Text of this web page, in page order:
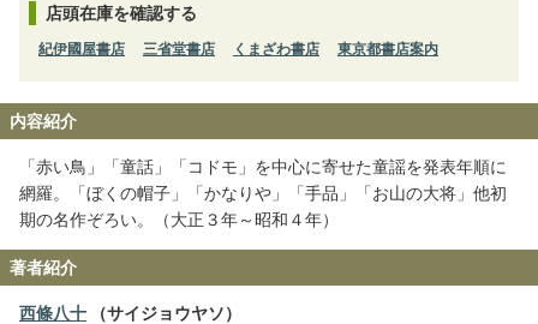
店頭在庫を確認する
紀伊國屋書店 三省堂書店 くまざわ書店 東京都書店案内
内容紹介
「赤い鳥」「童話」「コドモ」を中心に寄せた童謡を発表年順に
網羅。「ぼくの帽子」「かなりや」「手品」「お山の大将」他初
期の名作ぞろい。（大正３年～昭和４年）
著者紹介
西條八十 （サイジョウヤソ）